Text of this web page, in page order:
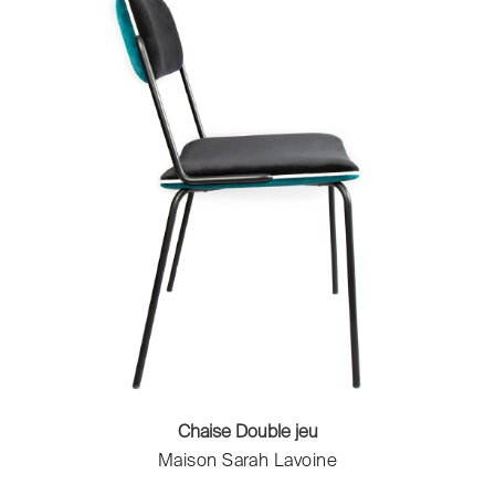
Chaise Double jeu
Maison Sarah Lavoine